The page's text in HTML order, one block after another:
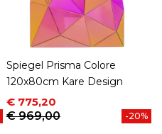
Spiegel Prisma Colore
120x80cm Kare Design
Prijs
€ 775,20
Normale prijs
€ 969,00
-20%